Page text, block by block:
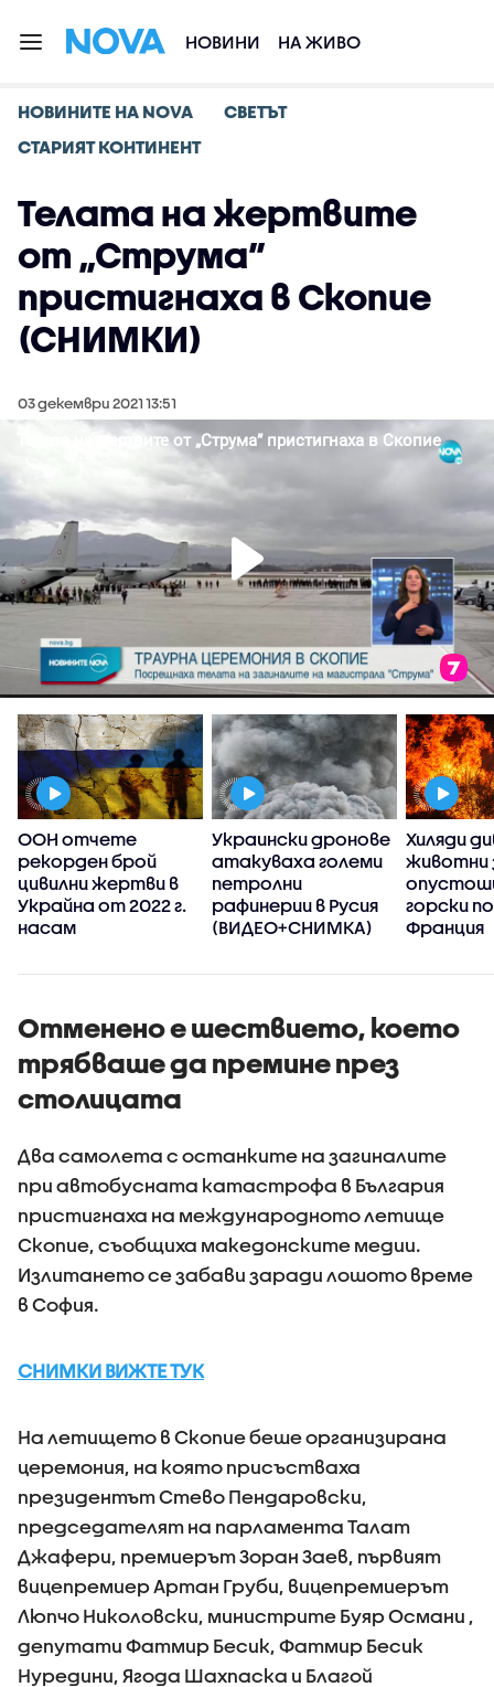
НОВИНИ НА ЖИВО
НОВИНИТЕ НА NOVA
СВЕТЪТ
СТАРИЯТ КОНТИНЕНТ
Телата на жертвите
от „Струма”
пристигнаха в Скопие
(СНИМКИ)
03 декември 2021 13:51
ООН отчете
рекорден брой
цивилни жертви в
Украйна от 2022 г.
насам
Украински дронове
атакуваха големи
петролни
рафинерии в Русия
(ВИДЕО+СНИМКА)
Хиляди
животни
горски
Франция
Отменено е шествието, което
трябваше да премине през
столицата
Два самолета с останките на загиналите
при автобусната катастрофа в България
пристигнаха на международното летище
Скопие, съобщиха македонските медии.
Излитането се забави заради лошото време
в София.
СНИМКИ ВИЖТЕ ТУК
На летището в Скопие беше организирана
церемония, на която присъстваха
президентът Стево Пендаровски,
председателят на парламента Талат
Джафери, премиерът Зоран Заев, първият
вицепремиер Артан Груби, вицепремиерът
Люпчо Николовски, министрите Буяр Османи ,
депутати Фатмир Бесик, Фатмир Бесик
Нуредини, Ягода Шахпаска и Благой